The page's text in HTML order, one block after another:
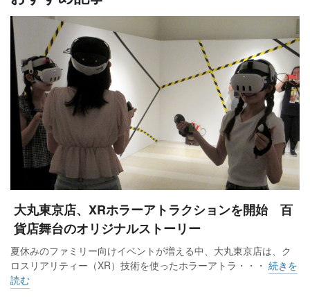
大丸東京店、XRホラーアトラクションを開始 百
貨店舞台のオリジナルストーリー
夏休みのファミリー向けイベントが増える中、大丸東京店は、ク
ロスリアリティー（XR）技術を使ったホラーアトラ・・・ 続きを
読む